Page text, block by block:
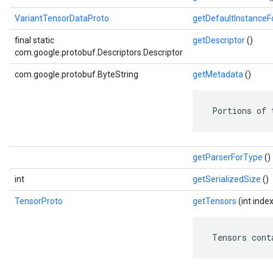
VariantTensorDataProto
final static
com.google.protobuf.Descriptors.Descriptor
getDescriptor()
com.google.protobuf.ByteString getMetadata ()
Portions of
getParserForType ()
int getSerializedSize ()
TensorProto getTensors (int
Tensors